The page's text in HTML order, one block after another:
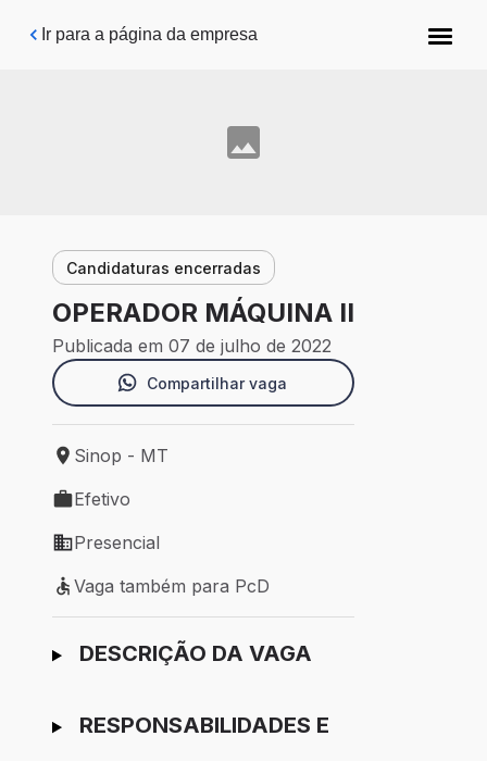
Pular para o conteúdo principal
Ir para a página da empresa
Candidaturas encerradas
OPERADOR MÁQUINA II
Publicada em 07 de julho de 2022
Compartilhar vaga
Local de trabalho: Sinop - MT
Sinop - MT
Tipo de vaga: Efetivo
Efetivo
Modelo de trabalho: Presencial
Presencial
Vaga também para PcD
Vaga também para PcD
Ir para candidatura
DESCRIÇÃO DA VAGA
RESPONSABILIDADES E